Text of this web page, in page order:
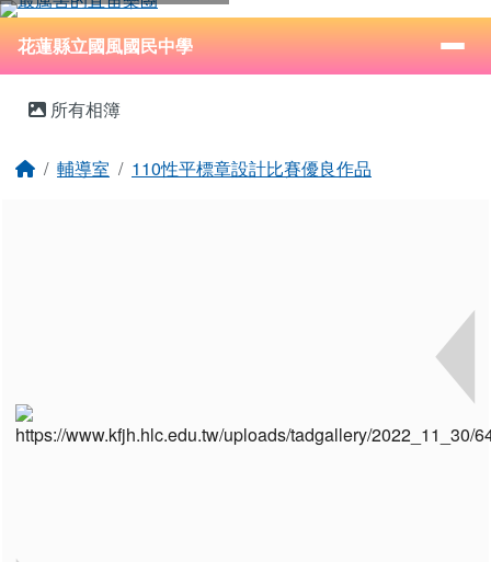
跳至主內容區
花蓮縣立國風國民中學
⏸
導覽列
花蓮縣立國風國民中學
所有相簿
回首頁
輔導室 110性平標章設計比賽優良作品